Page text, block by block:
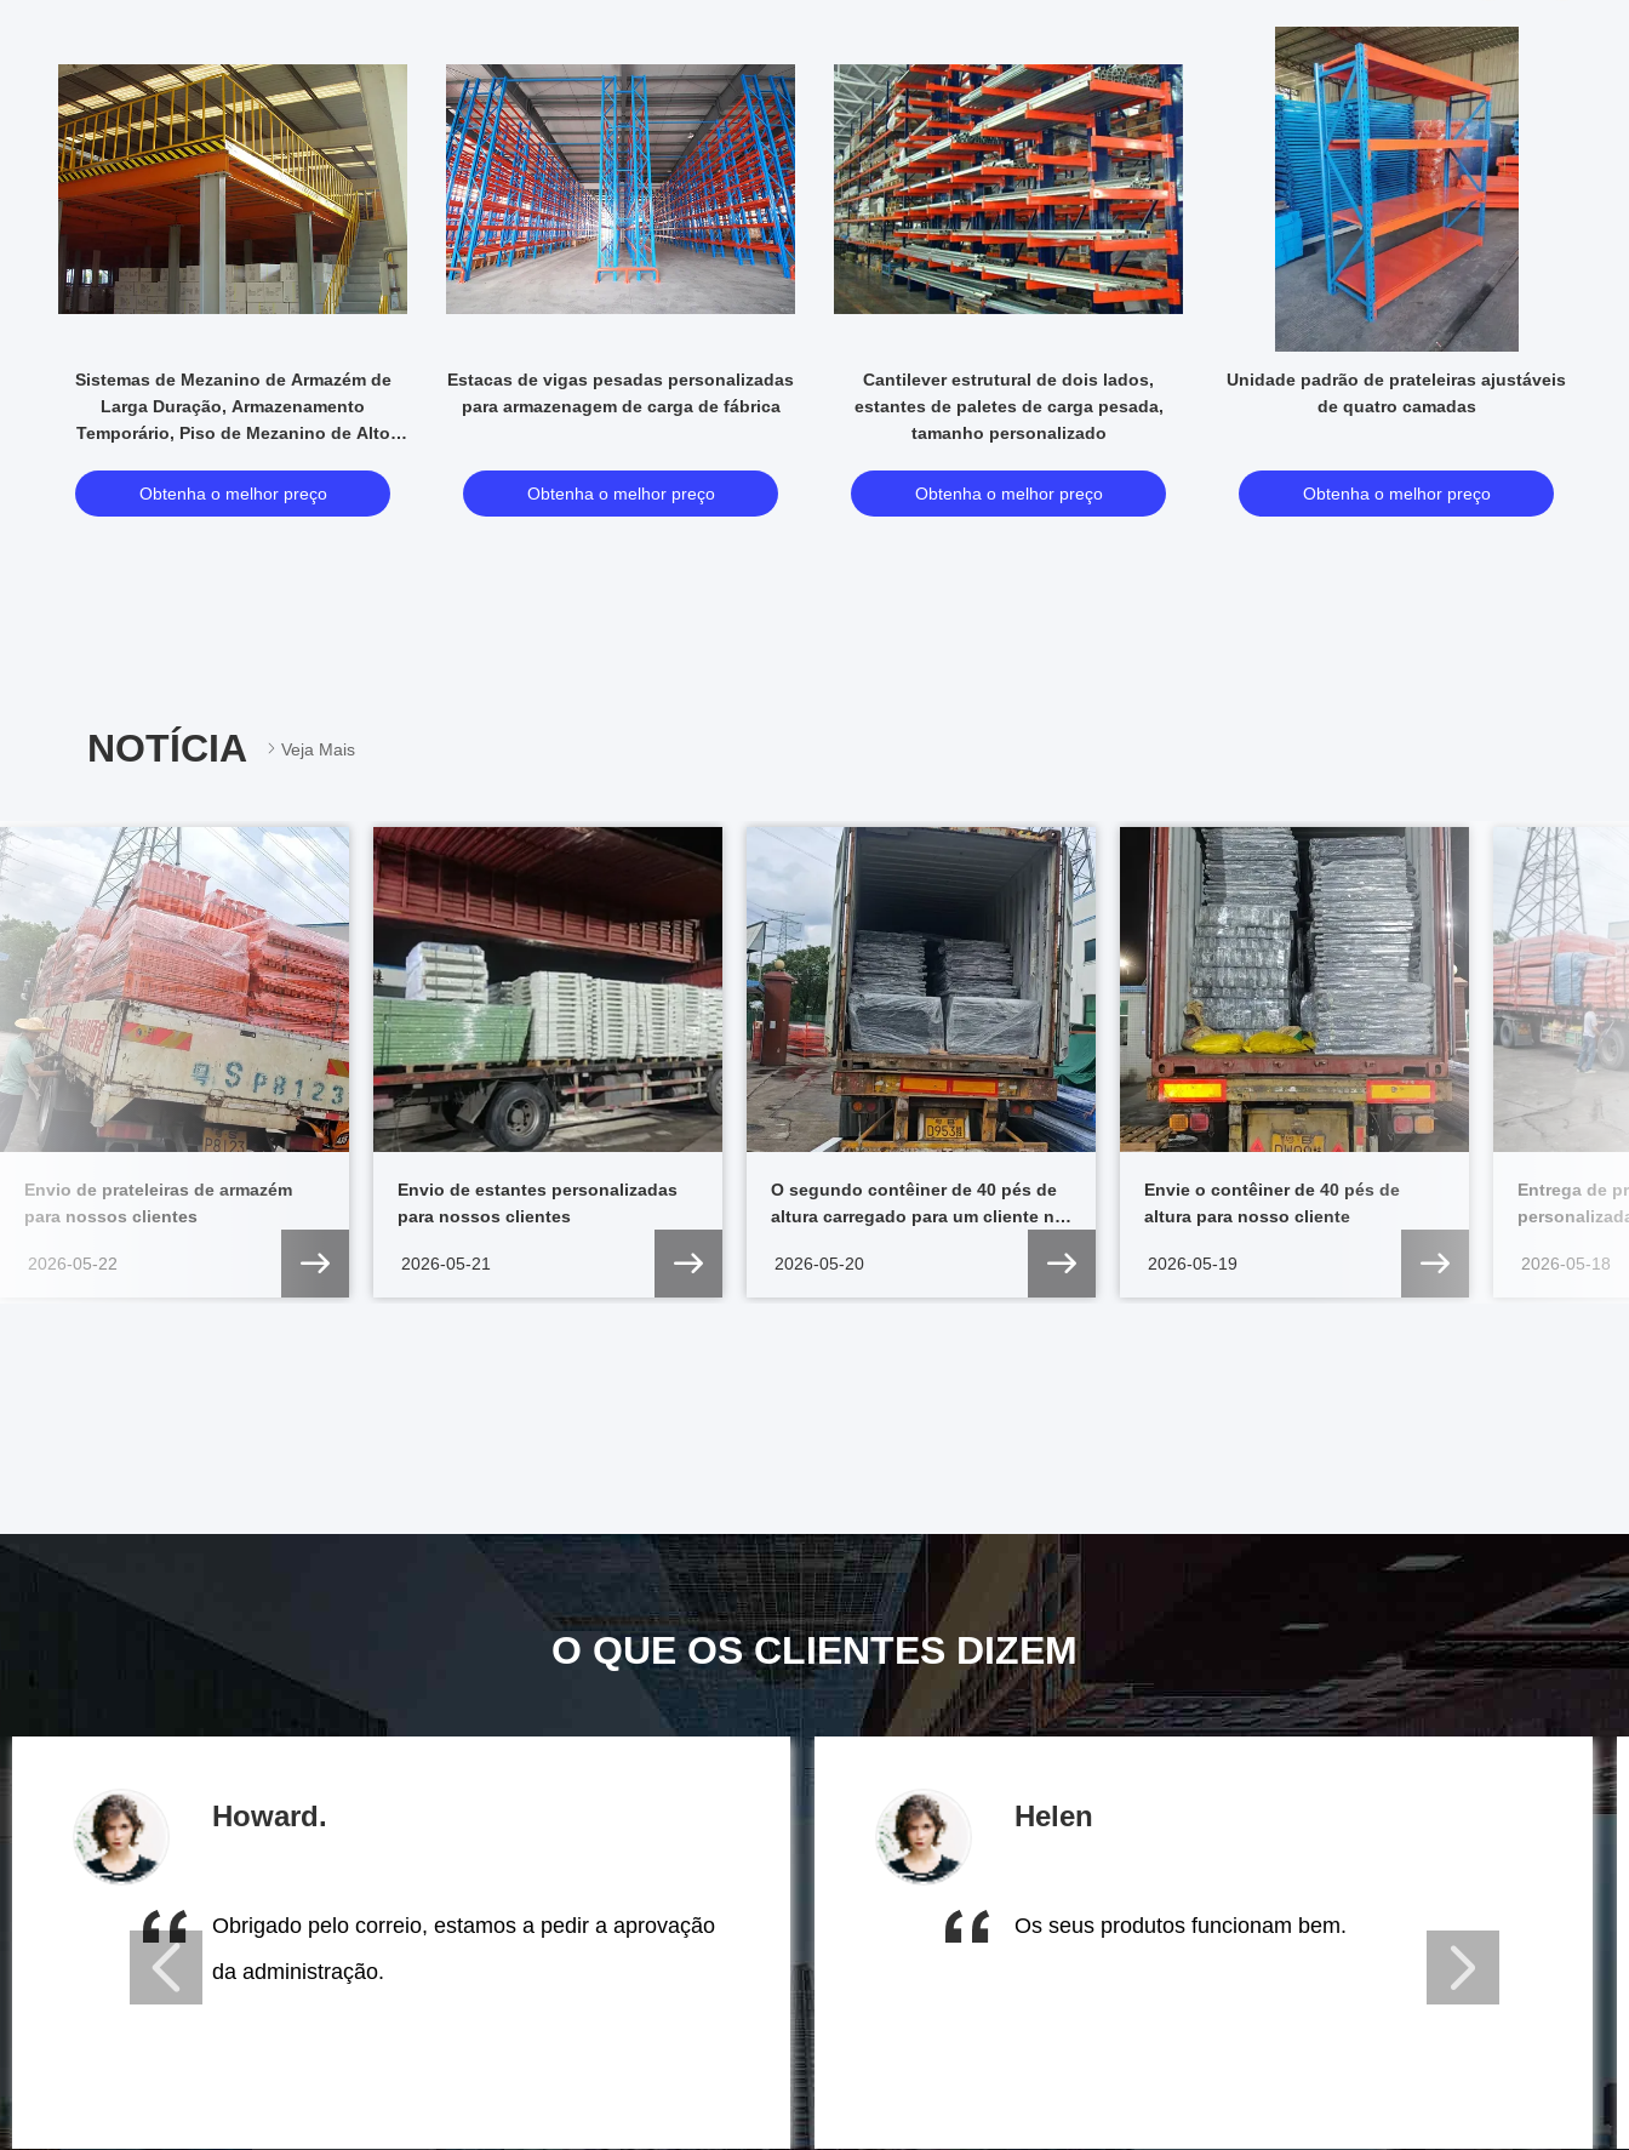
Sistemas de Mezanino de Armazém de
Larga Duração, Armazenamento
Temporário, Piso de Mezanino de Alto
Obtenha o melhor preço
Estacas de vigas pesadas personalizadas
para armazenagem de carga de fábrica
Obtenha o melhor preço
Cantilever estrutural de dois lados,
estantes de paletes de carga pesada,
tamanho personalizado
Obtenha o melhor preço
Unidade padrão de prateleiras ajustáveis
de quatro camadas
Obtenha o melhor preço
NOTÍCIA Veja Mais
Envio de prateleiras de armazém
para nossos clientes
2026-05-22
Envio de estantes personalizadas
para nossos clientes
2026-05-21
O segundo contêiner de 40 pés de
altura carregado para um cliente no
2026-05-20
Envie o contêiner de 40 pés de
altura para nosso cliente
2026-05-19
Entrega de
2026-05-18
O QUE OS CLIENTES DIZEM
Howard.
Obrigado pelo correio, estamos a pedir a aprovação
da administração.
Helen
Os seus produtos funcionam bem.